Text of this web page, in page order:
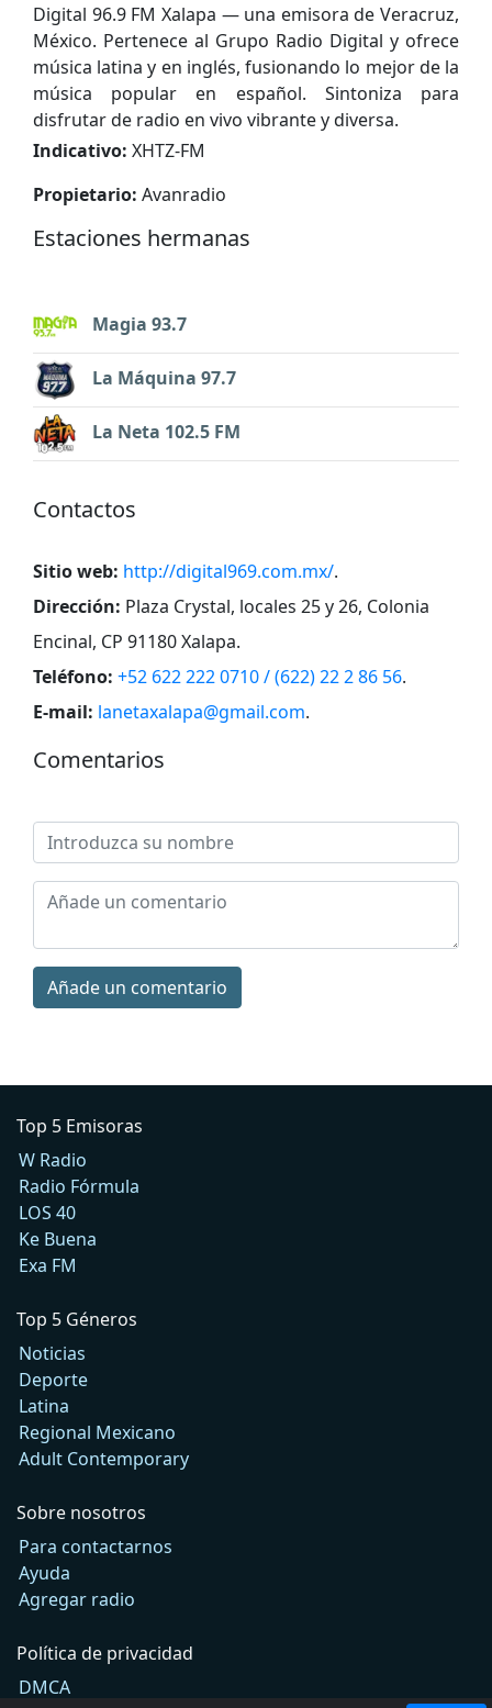
Digital 96.9 FM Xalapa — una emisora de Veracruz,
México. Pertenece al Grupo Radio Digital y ofrece
música latina y en inglés, fusionando lo mejor de la
música popular en español. Sintoniza para
disfrutar de radio en vivo vibrante y diversa.
Indicativo: XHTZ-FM
Propietario: Avanradio
Estaciones hermanas
Magia 93.7
La Máquina 97.7
La Neta 102.5 FM
Contactos
Sitio web: http://digital969.com.mx/.
Dirección: Plaza Crystal, locales 25 y 26, Colonia
Encinal, CP 91180 Xalapa.
Teléfono: +52 622 222 0710 / (622) 22 2 86 56.
E-mail: lanetaxalapa@gmail.com.
Comentarios
Añade un comentario
Top 5 Emisoras
W Radio
Radio Fórmula
LOS 40
Ke Buena
Exa FM
Top 5 Géneros
Noticias
Deporte
Latina
Regional Mexicano
Adult Contemporary
Sobre nosotros
Para contactarnos
Ayuda
Agregar radio
Política de privacidad
DMCA